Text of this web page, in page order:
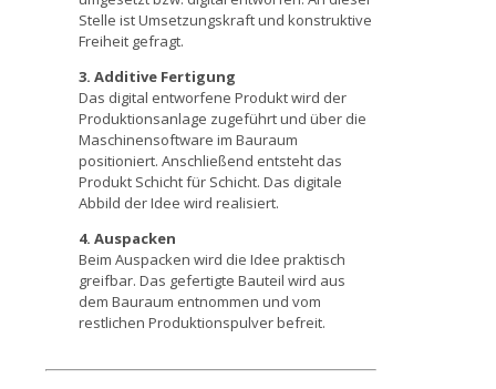
Stelle ist Umsetzungskraft und konstruktive
Freiheit gefragt.
3. Additive Fertigung
Das digital entworfene Produkt wird der
Produktionsanlage zugeführt und über die
Maschinensoftware im Bauraum
positioniert. Anschließend entsteht das
Produkt Schicht für Schicht. Das digitale
Abbild der Idee wird realisiert.
4. Auspacken
Beim Auspacken wird die Idee praktisch
greifbar. Das gefertigte Bauteil wird aus
dem Bauraum entnommen und vom
restlichen Produktionspulver befreit.